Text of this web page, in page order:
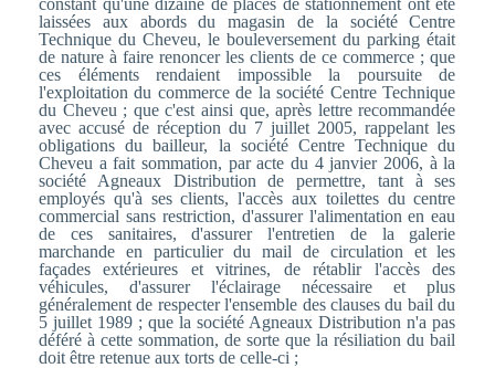
laissées aux abords du magasin de la société Centre
Technique du Cheveu, le bouleversement du parking était
de nature à faire renoncer les clients de ce commerce ; que
ces éléments rendaient impossible la poursuite de
l'exploitation du commerce de la société Centre Technique
du Cheveu ; que c'est ainsi que, après lettre recommandée
avec accusé de réception du 7 juillet 2005, rappelant les
obligations du bailleur, la société Centre Technique du
Cheveu a fait sommation, par acte du 4 janvier 2006, à la
société Agneaux Distribution de permettre, tant à ses
employés qu'à ses clients, l'accès aux toilettes du centre
commercial sans restriction, d'assurer l'alimentation en eau
de ces sanitaires, d'assurer l'entretien de la galerie
marchande en particulier du mail de circulation et les
façades extérieures et vitrines, de rétablir l'accès des
véhicules, d'assurer l'éclairage nécessaire et plus
généralement de respecter l'ensemble des clauses du bail du
5 juillet 1989 ; que la société Agneaux Distribution n'a pas
déféré à cette sommation, de sorte que la résiliation du bail
doit être retenue aux torts de celle-ci ;